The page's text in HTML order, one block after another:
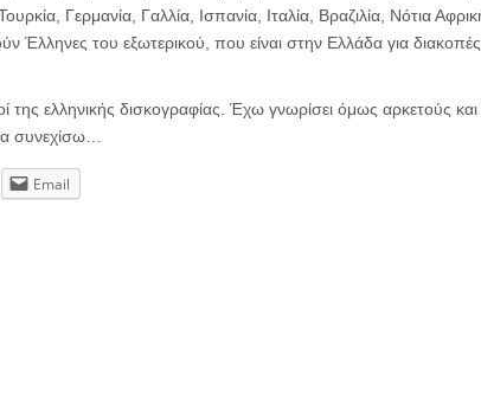
Γερμανία, Γαλλία, Ισπανία, Ιταλία, Βραζιλία, Νότια
Έλληνες του εξωτερικού, που είναι στην Ελλάδα για
της ελληνικής δισκογραφίας. Έχω γνωρίσει όμως αρκετούς
συνεχίσω…
Email